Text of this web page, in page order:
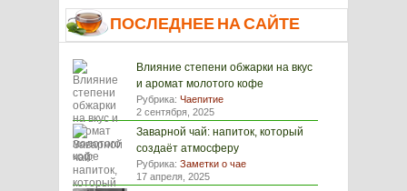
ПОСЛЕДНЕЕ НА САЙТЕ
Влияние степени обжарки на вкус
и аромат молотого кофе
Рубрика: Чаепитие
2 сентября, 2025
Заварной чай: напиток, который
создаёт атмосферу
Рубрика: Заметки о чае
17 апреля, 2025